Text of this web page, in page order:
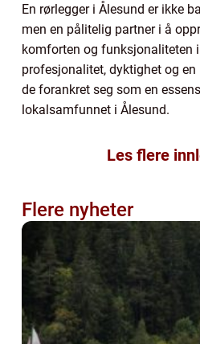
En rørlegger i Ålesund er ikke
men en pålitelig partner i å
komforten og funksjonaliteten
profesjonalitet, dyktighet og
de forankret seg som en
lokalsamfunnet i Ålesund.
Les flere
Flere nyheter